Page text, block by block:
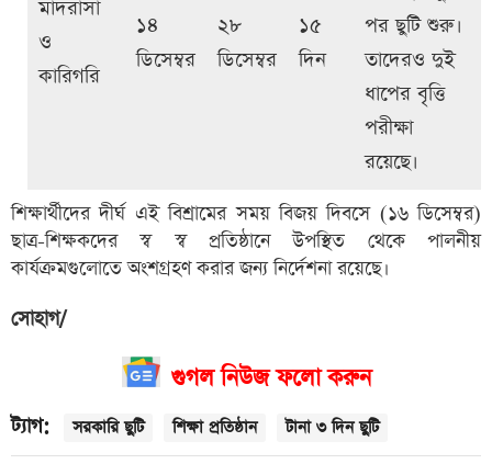
মাদরাসা
ও
কারিগরি
১৪
ডিসেম্বর
২৮
ডিসেম্বর
১৫
দিন
পর ছুটি শুরু।
তাদেরও দুই
ধাপের বৃত্তি
পরীক্ষা
রয়েছে।
শিক্ষার্থীদের দীর্ঘ এই বিশ্রামের সময় বিজয় দিবসে (১৬ ডিসেম্বর)
ছাত্র-শিক্ষকদের স্ব স্ব প্রতিষ্ঠানে উপস্থিত থেকে পালনীয়
কার্যক্রমগুলোতে অংশগ্রহণ করার জন্য নির্দেশনা রয়েছে।
সোহাগ/
গুগল নিউজ ফলো করুন
ট্যাগ: সরকারি ছুটি শিক্ষা প্রতিষ্ঠান টানা ৩ দিন ছুটি